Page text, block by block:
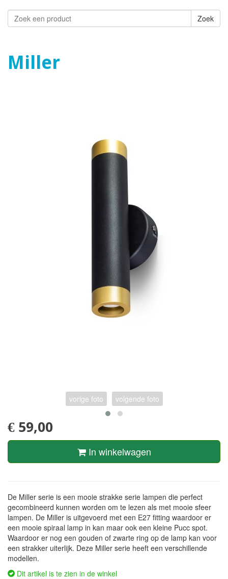
Miller
vorige foto volgende foto
€ 59,00
In winkelwagen
De Miller serie is een mooie strakke serie lampen die perfect
gecombineerd kunnen worden om te lezen als met mooie sfeer
lampen. De Miller is uitgevoerd met een E27 fitting waardoor er
een mooie spiraal lamp in kan maar ook een kleine Pucc spot.
Waardoor er nog een gouden of zwarte ring op de lamp kan voor
een strakker uiterlijk. Deze Miller serie heeft een verschillende
modellen.
Dit artikel is te zien in de winkel